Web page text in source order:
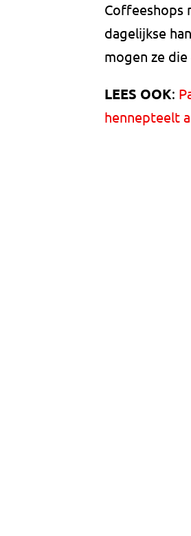
Coffeeshops
dagelijkse
mogen ze
LEES OOK:
hennepteelt